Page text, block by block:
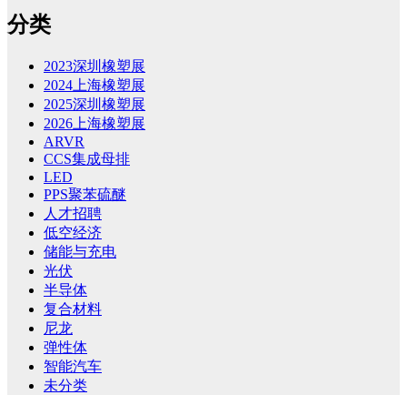
分类
2023深圳橡塑展
2024上海橡塑展
2025深圳橡塑展
2026上海橡塑展
ARVR
CCS集成母排
LED
PPS聚苯硫醚
人才招聘
低空经济
储能与充电
光伏
半导体
复合材料
尼龙
弹性体
智能汽车
未分类